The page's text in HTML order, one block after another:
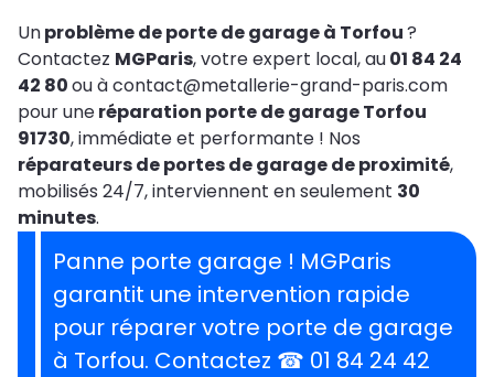
Unproblème de porte de garage à Torfou?
Contactez MGParis, votre expert local, au01 84 24
42 80ou à contact@metallerie-grand-paris.com
pour uneréparation porte de garage Torfou
91730, immédiate et performante ! Nos
réparateurs de portes de garage de proximité,
mobilisés 24/7, interviennent en seulement 30
minutes.
Panne porte garage ! MGParis
garantit une intervention rapide
pour réparer votre porte de garage
à Torfou. Contactez ☎ 01 84 24 42